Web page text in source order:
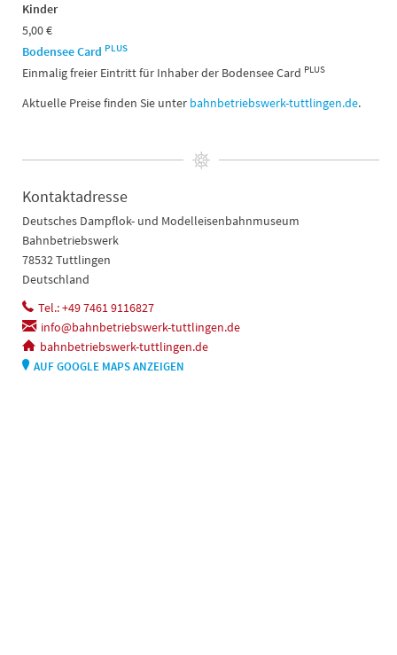
Kinder
5,00 €
Bodensee Card PLUS
Einmalig freier Eintritt für Inhaber der Bodensee Card PLUS
Aktuelle Preise finden Sie unter bahnbetriebswerk-tuttlingen.de.
Kontaktadresse
Deutsches Dampflok- und Modelleisenbahnmuseum
Bahnbetriebswerk
78532 Tuttlingen
Deutschland
Tel.: +49 7461 9116827
info@bahnbetriebswerk-tuttlingen.de
bahnbetriebswerk-tuttlingen.de
AUF GOOGLE MAPS ANZEIGEN